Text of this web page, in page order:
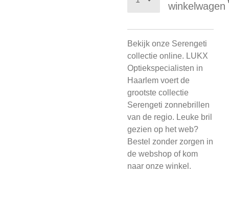
winkelwagen
Bekijk onze Serengeti
collectie online. LUKX
Optiekspecialisten in
Haarlem voert de
grootste collectie
Serengeti zonnebrillen
van de regio. Leuke bril
gezien op het web?
Bestel zonder zorgen in
de webshop of kom
naar onze winkel.